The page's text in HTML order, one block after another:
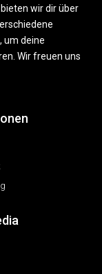
wir dir über
um deine
Wir freuen uns